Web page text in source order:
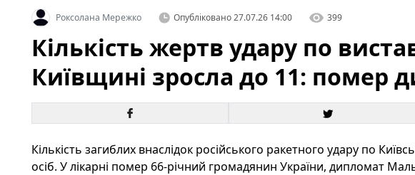
Роксолана Мережко Опубліковано27.07.26 14:00 399
Кількість жертв удару по
Київщині зросла до 11: помер
Кількість загиблих внаслідок російського ракетного удару по
осіб. У лікарні помер 66‑річний громадянин України, дипломат